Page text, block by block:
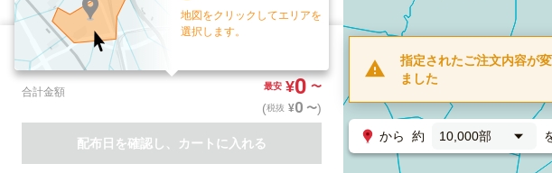
地図をクリックしてエリアを
選択します。
配布部数
お手元送付
合計金額 最安 ¥0 〜
(税抜 ¥0 〜)
配布日を確認し、カートに入れる
指定されたご注文内容が
ました
から 約 10,000部